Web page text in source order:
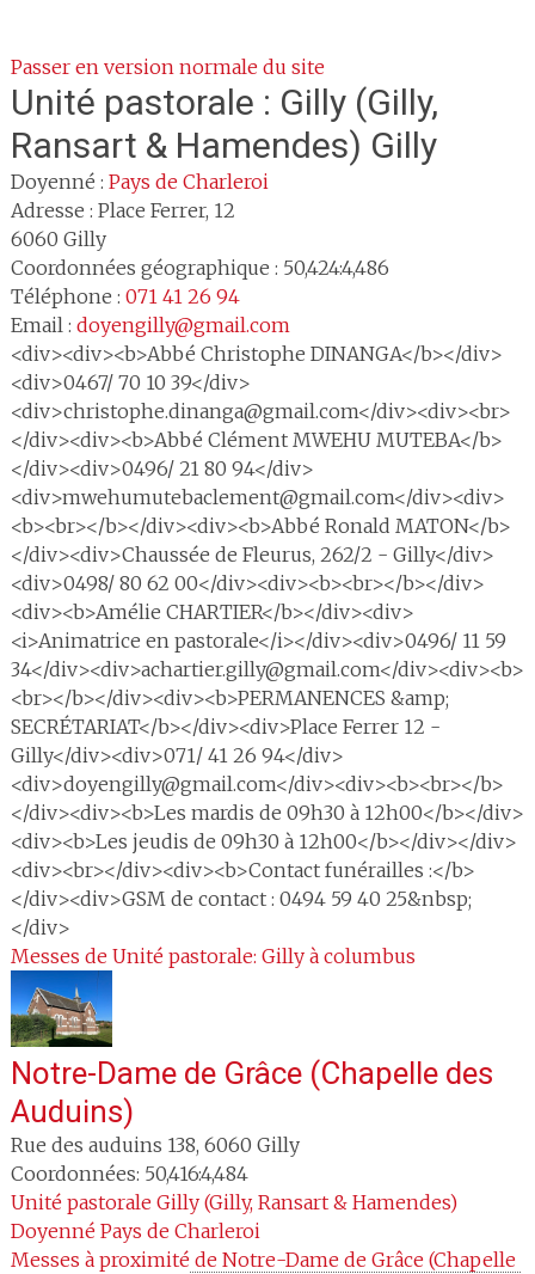
Passer en version normale du site
Unité pastorale : Gilly (Gilly,
Ransart & Hamendes) Gilly
Doyenné : Pays de Charleroi
Adresse : Place Ferrer, 12
6060 Gilly
Coordonnées géographique : 50,424:4,486
Téléphone : 071 41 26 94
Email : doyengilly@gmail.com
<div><div><b>Abbé Christophe DINANGA</b></div>
<div>0467/ 70 10 39</div>
<div>christophe.dinanga@gmail.com</div><div><br>
</div><div><b>Abbé Clément MWEHU MUTEBA</b>
</div><div>0496/ 21 80 94</div>
<div>mwehumutebaclement@gmail.com</div><div>
<b><br></b></div><div><b>Abbé Ronald MATON</b>
</div><div>Chaussée de Fleurus, 262/2 - Gilly</div>
<div>0498/ 80 62 00</div><div><b><br></b></div>
<div><b>Amélie CHARTIER</b></div><div>
<i>Animatrice en pastorale</i></div><div>0496/ 11 59
34</div><div>achartier.gilly@gmail.com</div><div><b>
<br></b></div><div><b>PERMANENCES &amp;
SECRÉTARIAT</b></div><div>Place Ferrer 12 -
Gilly</div><div>071/ 41 26 94</div>
<div>doyengilly@gmail.com</div><div><b><br></b>
</div><div><b>Les mardis de 09h30 à 12h00</b></div>
<div><b>Les jeudis de 09h30 à 12h00</b></div></div>
<div><br></div><div><b>Contact funérailles :</b>
</div><div>GSM de contact : 0494 59 40 25&nbsp;
</div>
Messes de Unité pastorale: Gilly à columbus
Notre-Dame de Grâce (Chapelle des
Auduins)
Rue des auduins 138, 6060 Gilly
Coordonnées: 50,416:4,484
Unité pastorale Gilly (Gilly, Ransart & Hamendes)
Doyenné Pays de Charleroi
Messes à proximité de Notre-Dame de Grâce (Chapelle